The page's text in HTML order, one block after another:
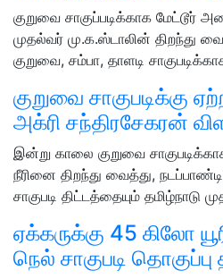
குறுவை சாகுப்படிக்காக
முதல்வர் மு.க.ஸ்டாலின் திறந்து
குறுவை, சம்பா, தாளடி
குறுவை சாகுபடிக்கு
அக்ரி சந்திரசேகரன்
இன்று காலை குறுவை
நீரினை திறந்து வைத்து,
சாகுபடி திட்டத்தையும் தமிழ்நாடு
ஏக்கருக்கு 45 கிலோ
நெல் சாகுபடி தொகுப்பு